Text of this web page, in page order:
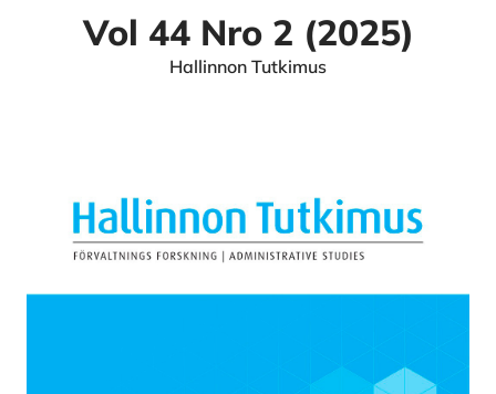
Vol 44 Nro 2 (2025)
Hallinnon Tutkimus